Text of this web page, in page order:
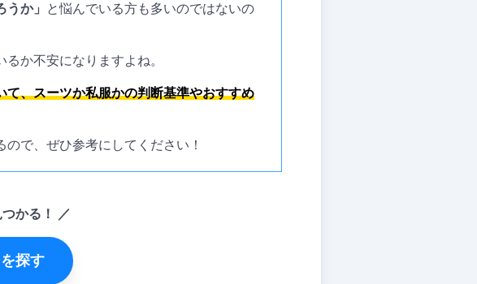
か」
と悩んでいる方も多いのではないの
か不安になりますよね。
、スーツか私服かの判断基準やおすすめ
で、ぜひ参考にしてください！
かる！
探す